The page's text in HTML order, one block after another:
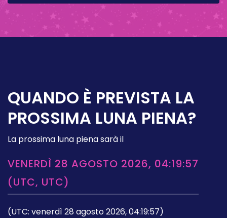
QUANDO È PREVISTA LA
PROSSIMA LUNA PIENA?
La prossima luna piena sarà il
VENERDÌ 28 AGOSTO 2026, 04:19:57
(UTC, UTC)
(UTC: venerdì 28 agosto 2026, 04:19:57)